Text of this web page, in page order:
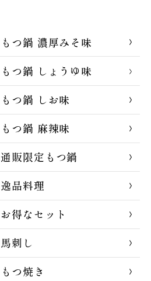
もつ鍋 濃厚みそ味
もつ鍋 しょうゆ味
もつ鍋 しお味
もつ鍋 麻辣味
通販限定もつ鍋
逸品料理
お得なセット
馬刺し
もつ焼き